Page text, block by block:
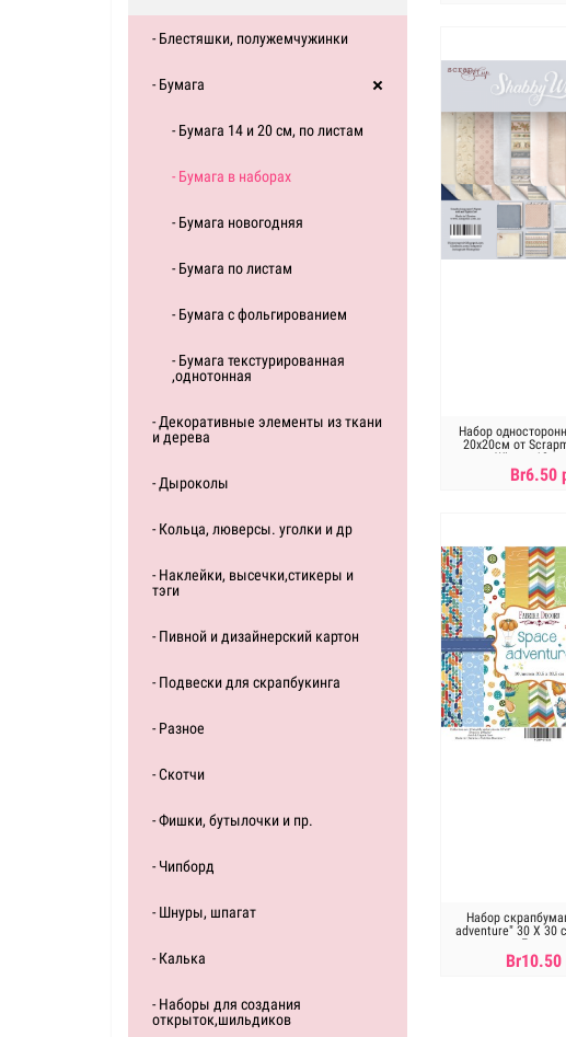
- Блестяшки, полужемчужинки
- Бумага
- Бумага 14 и 20 см, по листам
- Бумага в наборах
- Бумага новогодняя
- Бумага по листам
- Бумага с фольгированием
- Бумага текстурированная
,однотонная
- Декоративные элементы из ткани
и дерева
- Дыроколы
- Кольца, люверсы. уголки и др
- Наклейки, высечки,стикеры и
тэги
- Пивной и дизайнерский картон
- Подвески для скрапбукинга
- Разное
- Скотчи
- Фишки, бутылочки и пр.
- Чипборд
- Шнуры, шпагат
- Калька
- Наборы для создания
открыток,шильдиков
Набор
20х20см от
Winter.
Br6.50
Набор
adventure" 30 Х 30
Декора
Br10.50